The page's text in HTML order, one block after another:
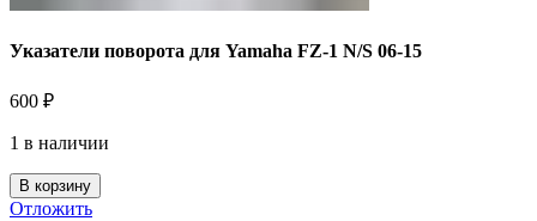
Указатели поворота для Yamaha FZ-1 N/S 06-15
600 ₽
1 в наличии
В корзину
Отложить